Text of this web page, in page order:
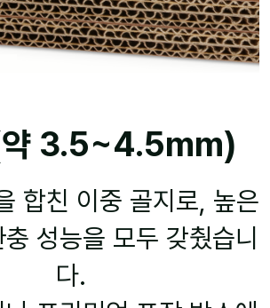
3.5~4.5mm)
합친 이중 골지로, 높은
성능을 모두 갖췄습니
다.